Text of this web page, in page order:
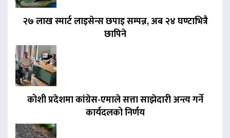
२७ लाख स्मार्ट लाइसेन्स छपाइ सम्पन्न, अब २४ घण्टाभित्रै
छापिने
कोशी प्रदेशमा कांग्रेस-एमाले सत्ता साझेदारी अन्त्य गर्ने
कार्यदलको निर्णय